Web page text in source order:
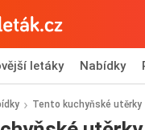
letáky Nabídky
Tento kuchyňské utěrky